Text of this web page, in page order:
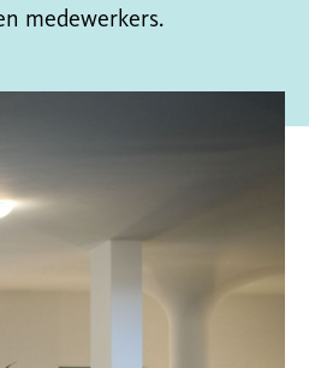
medewerkers.